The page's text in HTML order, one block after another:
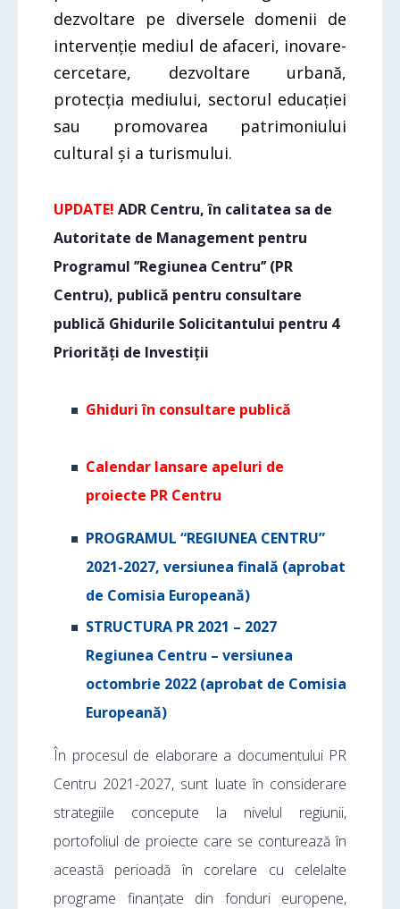
dezvoltare pe diversele domenii de
intervenție mediul de afaceri, inovare-
cercetare, dezvoltare urbană,
protecția mediului, sectorul educației
sau promovarea patrimoniului
cultural și a turismului.
UPDATE! ADR Centru, în calitatea sa de
Autoritate de Management pentru
Programul ’’Regiunea Centru’’ (PR
Centru), publică pentru consultare
publică Ghidurile Solicitantului pentru 4
Priorități de Investiții
Ghiduri în consultare publică
Calendar lansare apeluri de
proiecte PR Centru
PROGRAMUL “REGIUNEA CENTRU”
2021-2027, versiunea finală (aprobat
de Comisia Europeană)
STRUCTURA PR 2021 – 2027
Regiunea Centru – versiunea
octombrie 2022 (aprobat de Comisia
Europeană)
În procesul de elaborare a documentului PR
Centru 2021-2027, sunt luate în considerare
strategiile concepute la nivelul regiunii,
portofoliul de proiecte care se conturează în
această perioadă în corelare cu celelalte
programe finanțate din fonduri europene,